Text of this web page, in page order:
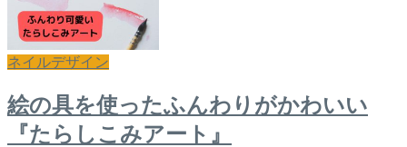
ネイルデザイン
絵の具を使ったふんわりがかわいい
『たらしこみアート』